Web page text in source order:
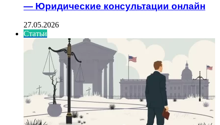
— Юридические консультации онлайн
27.05.2026
Статьи